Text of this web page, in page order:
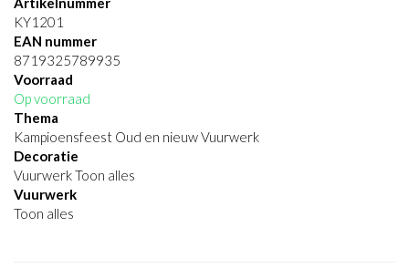
KY1201
EAN nummer
8719325789935
Voorraad
Op voorraad
Thema
Kampioensfeest Oud en nieuw Vuurwerk
Decoratie
Vuurwerk Toon alles
Vuurwerk
Toon alles